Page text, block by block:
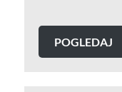
POGLEDAJ